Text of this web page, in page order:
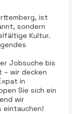
ist
sondern
Kultur.
Jobsuche bis
– wir decken
in
Sie sich ein
wir
eintauchen!